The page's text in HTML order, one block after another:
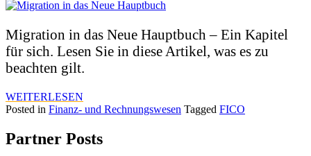
Migration in das Neue Hauptbuch – Ein Kapitel
für sich. Lesen Sie in diese Artikel, was es zu
beachten gilt.
WEITERLESEN
Posted in Finanz- und Rechnungswesen Tagged FICO
Partner Posts